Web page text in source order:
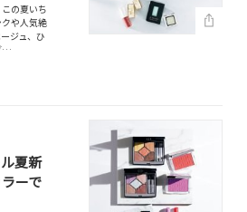
の夏いち
や人気絶
ジュ、ひ
…
夏新
ーで